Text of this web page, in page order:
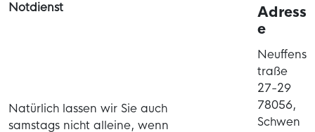
Notdienst
Natürlich lassen wir Sie auch
samstags nicht alleine, wenn
Adress
e
Neuffens
traße
27-29
78056,
Schwen